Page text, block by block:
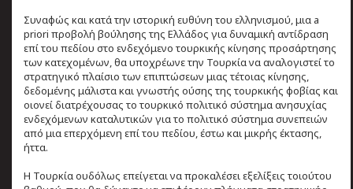
Συναφώς και κατά την ιστορική ευθύνη του ελληνισμού, μια a
priori προβολή βούλησης της Ελλάδος για δυναμική αντίδραση
επί του πεδίου στο ενδεχόμενο τουρκικής κίνησης προσάρτησης
των κατεχομένων, θα υποχρέωνε την Τουρκία να αναλογιστεί το
στρατηγικό πλαίσιο των επιπτώσεων μιας τέτοιας κίνησης,
δεδομένης μάλιστα και γνωστής ούσης της τουρκικής φοβίας και
οιονεί διατρέχουσας το τουρκικό πολιτικό σύστημα ανησυχίας
ενδεχόμενων καταλυτικών για το πολιτικό σύστημα συνεπειών
από μια επερχόμενη επί του πεδίου, έστω και μικρής έκτασης,
ήττα.
Η Τουρκία ουδόλως επείγεται να προκαλέσει εξελίξεις τοιούτου